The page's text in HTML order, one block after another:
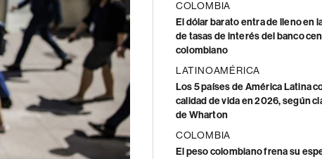
COLOMBIA
El dólar barato entra de lleno en
de tasas de interés del banco
colombiano
LATINOAMÉRICA
Los 5 países de América Latina
calidad de vida en 2026, según
de Wharton
COLOMBIA
El peso colombiano frena su